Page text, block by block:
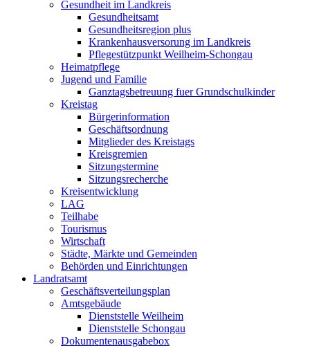
Gesundheit im Landkreis
Gesundheitsamt
Gesundheitsregion plus
Krankenhausversorung im Landkreis
Pflegestützpunkt Weilheim-Schongau
Heimatpflege
Jugend und Familie
Ganztagsbetreuung fuer Grundschulkinder
Kreistag
Bürgerinformation
Geschäftsordnung
Mitglieder des Kreistags
Kreisgremien
Sitzungstermine
Sitzungsrecherche
Kreisentwicklung
LAG
Teilhabe
Tourismus
Wirtschaft
Städte, Märkte und Gemeinden
Behörden und Einrichtungen
Landratsamt
Geschäftsverteilungsplan
Amtsgebäude
Dienststelle Weilheim
Dienststelle Schongau
Dokumentenausgabebox